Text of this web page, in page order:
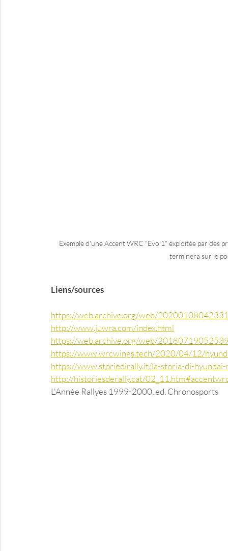
Exemple d'une Accent WRC "Evo 1" exploitée par des
terminera sur le
Liens/sources
https://web.archive.org/web/
http://www.juwra.com/index.html
https://web.archive.org/web/
https://www.wrcwings.tech/2020/04/12/
https://www.storiedirally.it/la-storia-di-
http://historiesderally.cat/
L'Année Rallyes 1999-2000, ed. Chronosports